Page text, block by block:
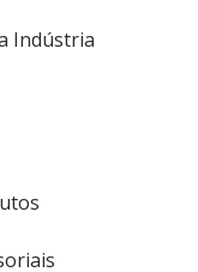
Indústria